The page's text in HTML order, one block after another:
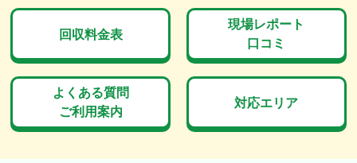
回収料金表
現場レポート
口コミ
よくある質問
ご利用案内
対応エリア